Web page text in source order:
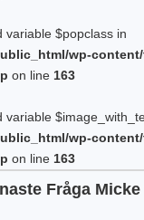
variable $popclass in
wp-
on line 163
variable
wp-
on line 163
Fråga